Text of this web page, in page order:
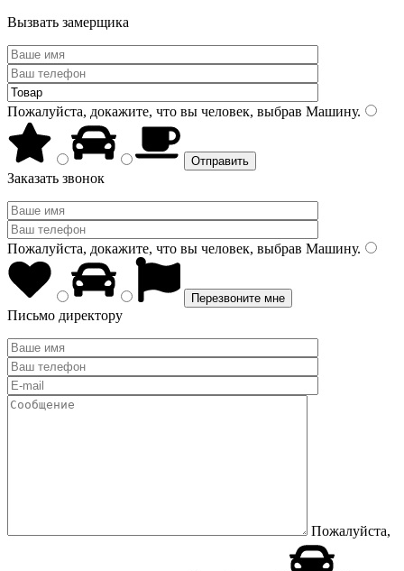
Вызвать замерщика
Пожалуйста, докажите, что вы человек, выбрав Машину.
Заказать звонок
Пожалуйста, докажите, что вы человек, выбрав Машину.
Письмо директору
Пожалуйста,